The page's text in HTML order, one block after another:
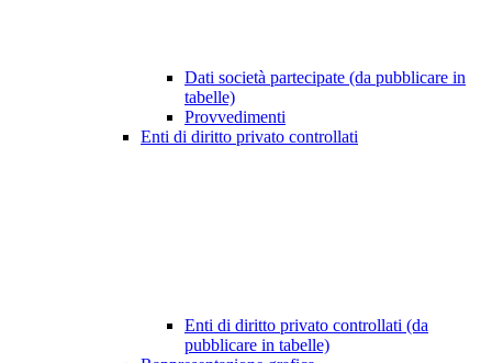
Dati società partecipate (da pubblicare in
tabelle)
Provvedimenti
Enti di diritto privato controllati
Enti di diritto privato controllati (da
pubblicare in tabelle)